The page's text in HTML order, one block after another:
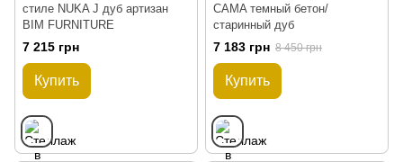
стиле NUKA J дуб артизан
BIM FURNITURE
7 215 грн
Купить
CAMA темный бетон/
старинный дуб
7 183 грн 8 450 грн
Купить